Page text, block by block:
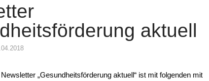
aktuell
„Gesundheitsförderung aktuell“ ist mit folgenden mit